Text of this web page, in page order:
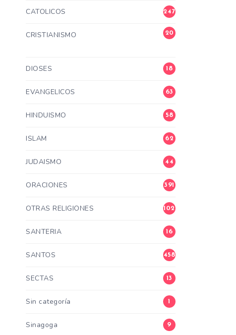
CATOLICOS 247
CRISTIANISMO
20
DIOSES 18
EVANGELICOS 63
HINDUISMO 58
ISLAM 62
JUDAISMO 44
ORACIONES 391
OTRAS RELIGIONES 102
SANTERIA 16
SANTOS 458
SECTAS 13
Sin categoría 1
Sinagoga 9